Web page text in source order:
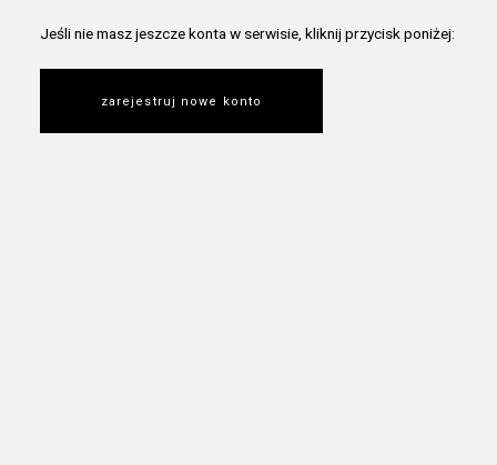
Jeśli nie masz jeszcze konta w serwisie, kliknij przycisk poniżej:
zarejestruj nowe konto